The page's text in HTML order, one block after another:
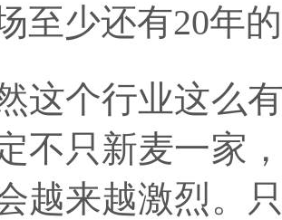
至少还有20年
个行业这么有
不只新麦一家
越来越激烈。